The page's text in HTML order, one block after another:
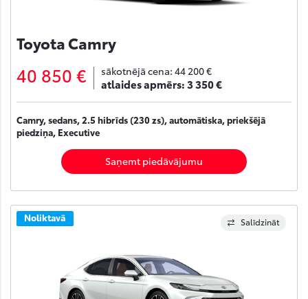
Toyota Camry
40 850 € sākotnējā cena: 44 200 €
atlaides apmērs:3 350 €
Camry, sedans, 2.5 hibrīds (230 zs), automātiska, priekšējā
piedziņa, Executive
Saņemt piedāvājumu
Salīdzināt
Noliktavā